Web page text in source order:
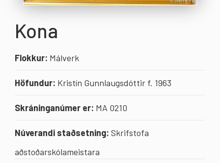
Kona
Flokkur: Málverk
Höfundur: Kristín Gunnlaugsdóttir f. 1963
Skráninganúmer er: MA 0210
Núverandi staðsetning: Skrifstofa
aðstoðarskólameistara